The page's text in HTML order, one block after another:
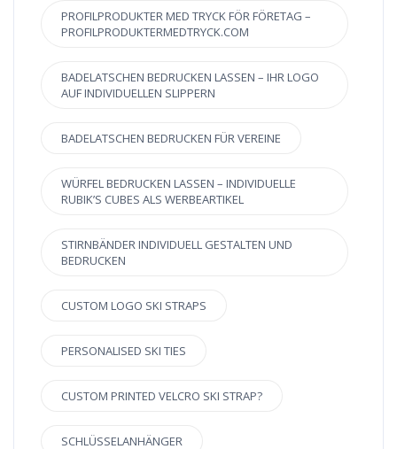
PROFILPRODUKTER MED TRYCK FÖR FÖRETAG –
PROFILPRODUKTERMEDTRYCK.COM
BADELATSCHEN BEDRUCKEN LASSEN – IHR LOGO
AUF INDIVIDUELLEN SLIPPERN
BADELATSCHEN BEDRUCKEN FÜR VEREINE
WÜRFEL BEDRUCKEN LASSEN – INDIVIDUELLE
RUBIK’S CUBES ALS WERBEARTIKEL
STIRNBÄNDER INDIVIDUELL GESTALTEN UND
BEDRUCKEN
CUSTOM LOGO SKI STRAPS
PERSONALISED SKI TIES
CUSTOM PRINTED VELCRO SKI STRAP?
SCHLÜSSELANHÄNGER